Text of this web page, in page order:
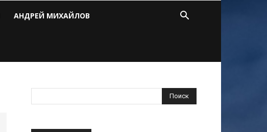
АНДРЕЙ МИХАЙЛОВ